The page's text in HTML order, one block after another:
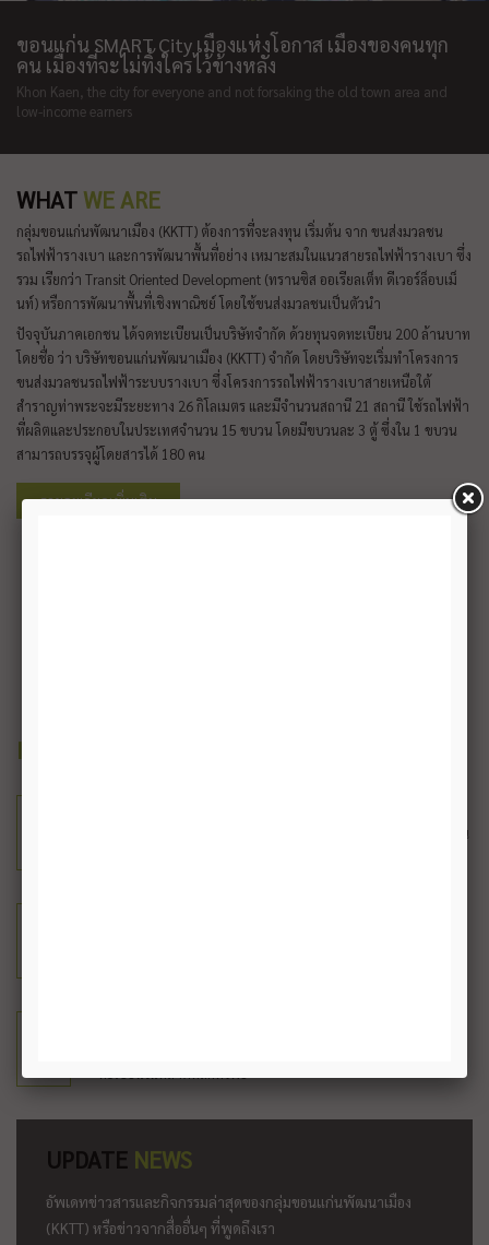
ขอนแก่น SMART City เมืองแห่งโอกาส เมืองของคนทุก
คน เมืองที่จะไม่ทิ้งใครไว้ข้างหลัง
Khon Kaen, the city for everyone and not forsaking the old town area and
low-income earners
WHATWE ARE
กลุ่มขอนแก่นพัฒนาเมือง (KKTT) ต้องการที่จะลงทุน เริ่มต้น จาก ขนส่งมวลชน
รถไฟฟ้ารางเบา และการพัฒนาพื้นที่อย่าง เหมาะสมในแนวสายรถไฟฟ้ารางเบา ซึ่ง
รวม เรียกว่า Transit Oriented Development (ทรานซิส ออเรียลเต็ท ดีเวอร์ล็อบเม็
นท์) หรือการพัฒนาพื้นที่เชิงพาณิชย์ โดยใช้ขนส่งมวลชนเป็นตัวนำ
ปัจจุบันภาคเอกชน ได้จดทะเบียนเป็นบริษัทจำกัด ด้วยทุนจดทะเบียน 200 ล้านบาท
โดยชื่อ ว่า บริษัทขอนแก่นพัฒนาเมือง (KKTT) จำกัด โดยบริษัทจะเริ่มทำโครงการ
ขนส่งมวลชนรถไฟฟ้าระบบรางเบา ซึ่งโครงการรถไฟฟ้ารางเบาสายเหนือใต้
สำราญท่าพระจะมีระยะทาง 26 กิโลเมตร และมีจำนวนสถานี 21 สถานี ใช้รถไฟฟ้า
ที่ผลิตและประกอบในประเทศจำนวน 15 ขบวน โดยมีขบวนละ 3 ตู้ ซึ่งใน 1 ขบวน
สามารถบรรจุผู้โดยสารได้ 180 คน
รายละเอียดเพิ่มเติม
INVESTMENT
20 องค์กรธุรกิจในขอนแก่นร่วมลงทุนและก่อตั้งบริษัท ทุนจดทะเบียน
UPDATE NEWS
อัพเดทข่าวสารและกิจกรรมล่าสุดของกลุ่มขอนแก่นพัฒนาเมือง
(KKTT) หรือข่าวจากสื่ออื่นๆ ที่พูดถึงเรา